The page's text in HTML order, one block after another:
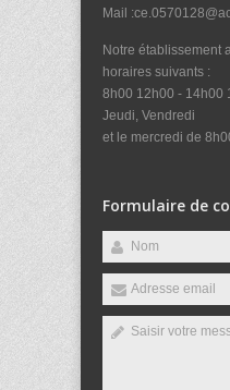
Mail
Notre établissement
horaires suivants :
8h00 12h00 - 14h00
Jeudi, Vendredi
et le mercredi de
Formulaire de